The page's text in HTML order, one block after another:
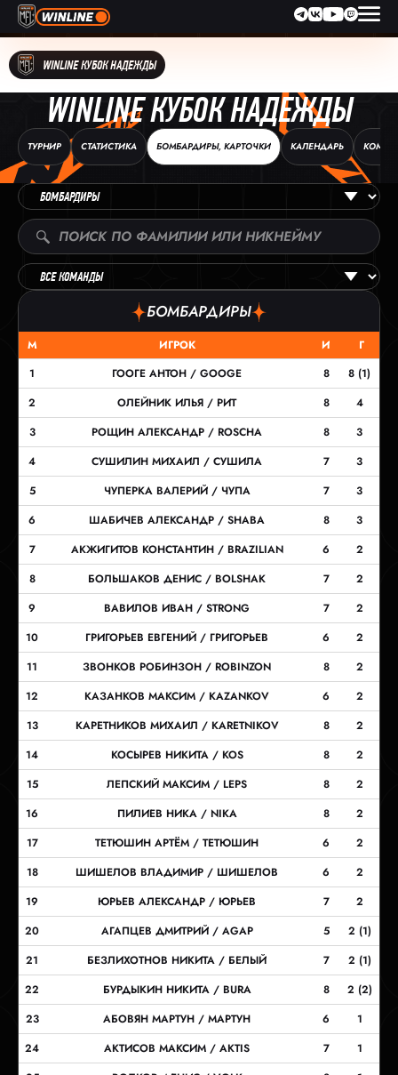
WINLINE КУБОК НАДЕЖДЫ
WINLINE КУБОК НАДЕЖДЫ
ТУРНИР СТАТИСТИКА БОМБАРДИРЫ, КАРТОЧКИ КАЛЕНДАРЬ
БОМБАРДИРЫ
М ИГРОК И
Г
1
ГООГЕ АНТОН / GOOGE 8
8 (1)
2
ОЛЕЙНИК ИЛЬЯ / РИТ 8
4
3
РОЩИН АЛЕКСАНДР / ROSCHA 8
3
4
СУШИЛИН МИХАИЛ / СУШИЛА 7
3
5
ЧУПЕРКА ВАЛЕРИЙ / ЧУПА 7
3
6
ШАБИЧЕВ АЛЕКСАНДР / SHABA 8
3
7
АКЖИГИТОВ КОНСТАНТИН / BRAZILIAN 6
2
8
БОЛЬШАКОВ ДЕНИС / BOLSHAK 7
2
9
ВАВИЛОВ ИВАН / STRONG 7
2
10
ГРИГОРЬЕВ ЕВГЕНИЙ / ГРИГОРЬЕВ 6
2
11
ЗВОНКОВ РОБИНЗОН / ROBINZON 8
2
12
КАЗАНКОВ МАКСИМ / KAZANKOV 6
2
13
КАРЕТНИКОВ МИХАИЛ / KARETNIKOV 8
2
14
КОСЫРЕВ НИКИТА / KOS 8
2
15
ЛЕПСКИЙ МАКСИМ / LEPS 8
2
16
ПИЛИЕВ НИКА / NIKA 8
2
17
ТЕТЮШИН АРТЁМ / ТЕТЮШИН 6
2
18
ШИШЕЛОВ ВЛАДИМИР / ШИШЕЛОВ 6
2
19
ЮРЬЕВ АЛЕКСАНДР / ЮРЬЕВ 7
2
20
АГАПЦЕВ ДМИТРИЙ / AGAP 5
2 (1)
21
БЕЗЛИХОТНОВ НИКИТА / БЕЛЫЙ 7
2 (1)
22
БУРДЫКИН НИКИТА / BURA 8
2 (2)
23
АБОВЯН МАРТУН / МАРТУН 6
1
24
АКТИСОВ МАКСИМ / AKTIS 7
1